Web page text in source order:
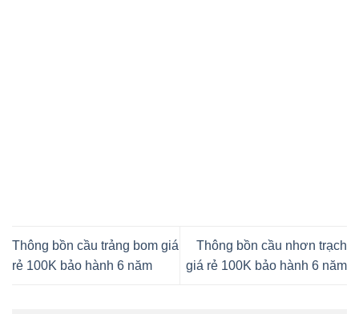
Thông bồn cầu trảng bom giá
rẻ 100K bảo hành 6 năm
Thông bồn cầu nhơn trạch
giá rẻ 100K bảo hành 6 năm